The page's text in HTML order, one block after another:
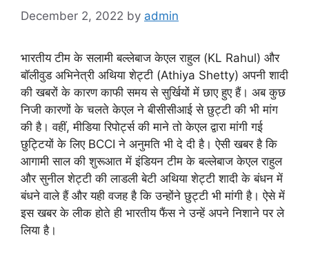
December 2, 2022 by admin
भारतीय टीम के सलामी बल्लेबाज केएल राहुल (KL Rahul) और
बॉलीवुड अभिनेत्री अथिया शेट्टी (Athiya Shetty) अपनी शादी
की खबरों के कारण काफी समय से सुर्खियों में छाए हुए हैं। अब कुछ
निजी कारणों के चलते केएल ने बीसीसीआई से छुट्टी की भी मांग
की है। वहीं, मीडिया रिपोर्ट्स की माने तो केएल द्वारा मांगी गई
छुट्टियों के लिए BCCI ने अनुमति भी दे दी है। ऐसी खबर है कि
आगामी साल की शुरूआत में इंडियन टीम के बल्लेबाज केएल राहुल
और सुनील शेट्टी की लाडली बेटी अथिया शेट्टी शादी के बंधन में
बंधने वाले हैं और यही वजह है कि उन्होंने छुट्टी भी मांगी है। ऐसे में
इस खबर के लीक होते ही भारतीय फैंस ने उन्हें अपने निशाने पर ले
लिया है।